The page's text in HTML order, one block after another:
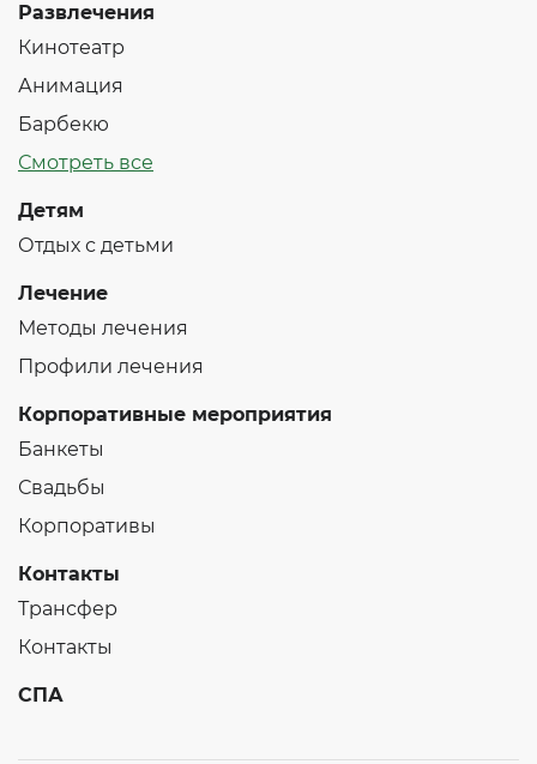
Развлечения
Кинотеатр
Анимация
Барбекю
Смотреть все
Детям
Отдых с детьми
Лечение
Методы лечения
Профили лечения
Корпоративные мероприятия
Банкеты
Свадьбы
Корпоративы
Контакты
Трансфер
Контакты
СПА